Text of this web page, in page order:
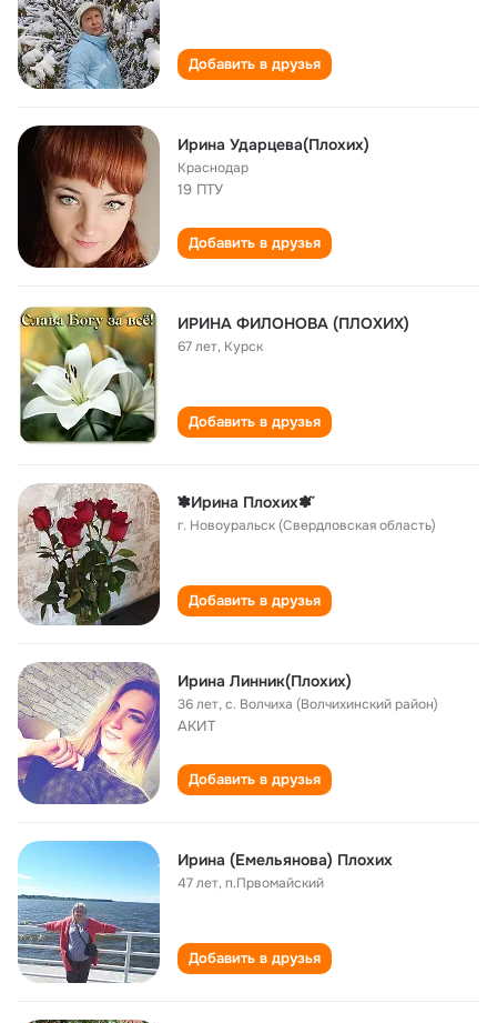
Добавить в друзья
Ирина Ударцева(Плохих)
Краснодар
19 ПТУ
Добавить в друзья
ИРИНА ФИЛОНОВА (ПЛОХИХ)
67 лет, Курск
Добавить в друзья
˜✽Ирина Плохих✽˜
г. Новоуральск (Свердловская область)
Добавить в друзья
Ирина Линник(Плохих)
36 лет,с. Волчиха (Волчихинский район)
АКИТ
Добавить в друзья
Ирина (Емельянова) Плохих
47 лет,п.Првомайский
Добавить в друзья